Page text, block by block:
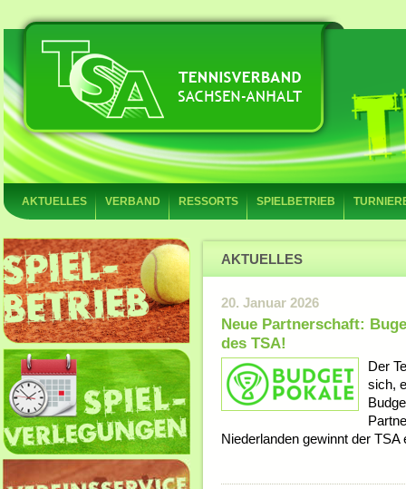
AKTUELLES VERBAND RESSORTS SPIELBETRIEB
AKTUELLES
20. Januar 2026
Neue Partnerschaft:
des TSA!
Der
sich,
Niederlanden gewinnt der TSA